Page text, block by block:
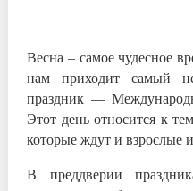
Весна – самое чудесное
нам приходит самый
праздник —
Этот день относится к
которые ждут и взрослые
В преддверии